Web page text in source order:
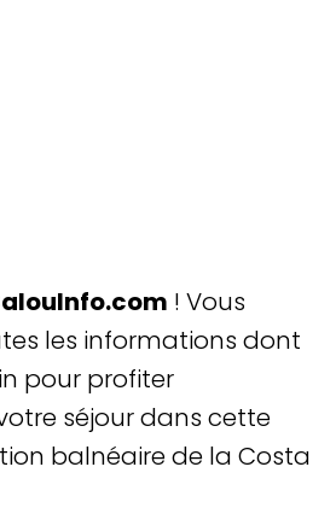
! Vous
les informations dont
pour profiter
séjour dans cette
balnéaire de la Costa